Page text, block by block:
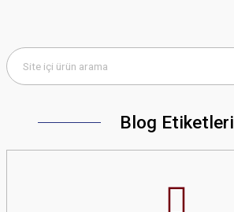
Blog Etiketleri